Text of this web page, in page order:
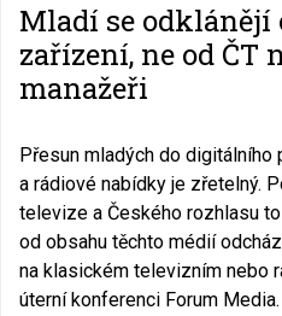
Mladí se
zařízení, ne od ČT
manažeři
Přesun mladých do
a rádiové nabídky je zřetelný.
televize a Českého rozhlasu
od obsahu těchto médií
na klasickém televizním nebo
úterní konferenci Forum Media.